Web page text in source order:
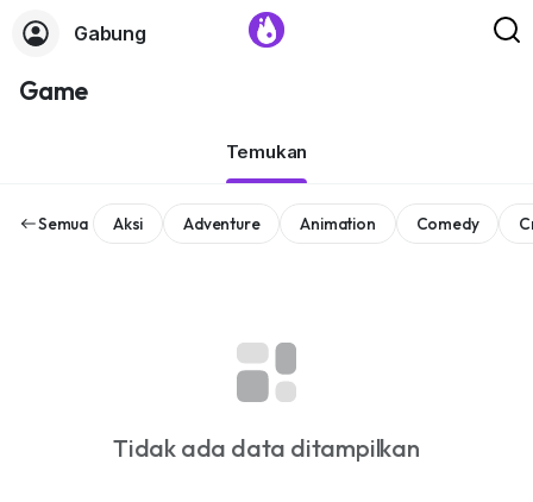
Gabung
Game
Temukan
Semua Aksi Adventure Animation Comedy
Tidak ada data ditampilkan